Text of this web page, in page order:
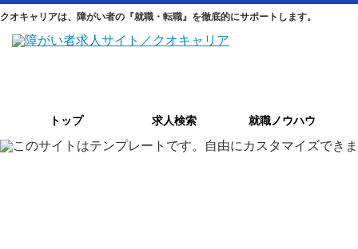
クオキャリアは、障がい者の『就職・転職』を徹底的にサポートします。
トップ 求人検索 就職ノウハウ